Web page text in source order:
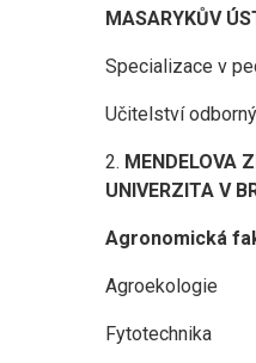
MASARYKŮV
Specializace v
Učitelství
2. MENDELOVA
UNIVERZITA V
Agronomická
Agroekologie
Fytotechnika